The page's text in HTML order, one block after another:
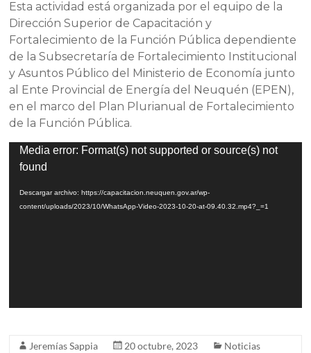
Esta actividad está organizada por el equipo de la
Dirección Superior de Capacitación y
Fortalecimiento de la Función Pública dependiente
de la Subsecretaría de Fortalecimiento Institucional
y Asuntos Público del Ministerio de Economía junto
al Ente Provincial de Energía del Neuquén (EPEN),
en el marco del Plan Plurianual de Fortalecimiento
de la Función Pública.
Reproductor
de
Media error: Format(s) not supported or source(s) not
found
Descargar archivo: https://capacitacion.neuquen.gov.ar/wp-
content/uploads/2023/10/WhatsApp-Video-2023-10-20-at-09.40.32.mp4?_=1
Jeremías Sappia 20 octubre, 2023 Noticias